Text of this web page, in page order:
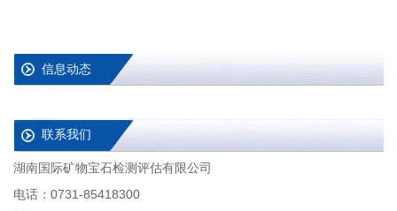
信息动态
联系我们
湖南国际矿物宝石检测评估有限公司
电话：0731-85418300